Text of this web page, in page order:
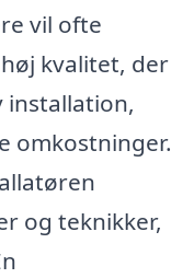
vil ofte
kvalitet, der
installation,
omkostninger.
og teknikker,